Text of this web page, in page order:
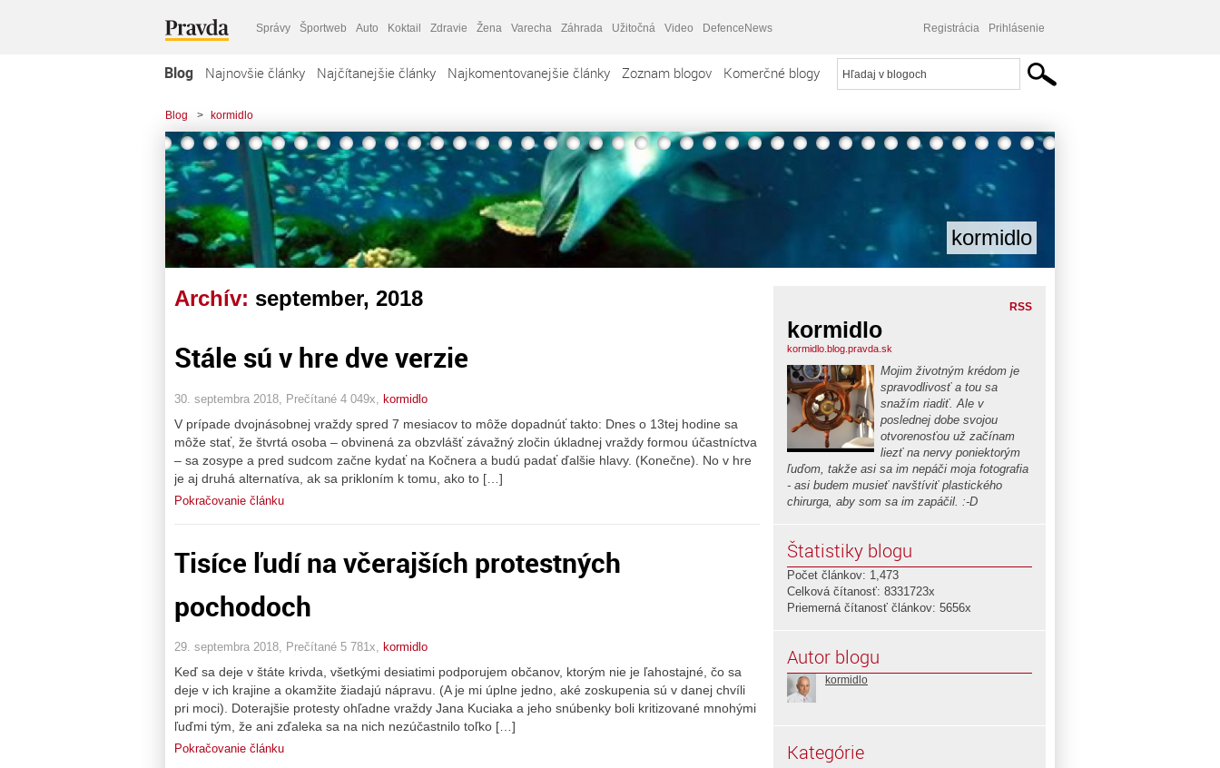
Správy Športweb Auto Koktail Zdravie Žena Varecha Záhrada Užitočná Video DefenceNews Registrácia Prihlásenie
Blog Najnovšie články Najčítanejšie články Najkomentovanejšie články Zoznam blogov Komerčné blogy
Blog > kormidlo
kormidlo
Archív: september, 2018
Stále sú v hre dve verzie
30. septembra 2018, Prečítané 4 049x, kormidlo
V prípade dvojnásobnej vraždy spred 7 mesiacov to môže dopadnúť takto: Dnes o 13tej hodine sa
môže stať, že štvrtá osoba – obvinená za obzvlášť závažný zločin úkladnej vraždy formou účastníctva
– sa zosype a pred sudcom začne kydať na Kočnera a budú padať ďalšie hlavy. (Konečne). No v hre
je aj druhá alternatíva, ak sa prikloním k tomu, ako to […]
Pokračovanie článku
Tisíce ľudí na včerajších protestných
pochodoch
29. septembra 2018, Prečítané 5 781x, kormidlo
Keď sa deje v štáte krivda, všetkými desiatimi podporujem občanov, ktorým nie je ľahostajné, čo sa
deje v ich krajine a okamžite žiadajú nápravu. (A je mi úplne jedno, aké zoskupenia sú v danej chvíli
pri moci). Doterajšie protesty ohľadne vraždy Jana Kuciaka a jeho snúbenky boli kritizované mnohými
ľuďmi tým, že ani zďaleka sa na nich nezúčastnilo toľko […]
Pokračovanie článku
RSS
kormidlo
kormidlo.blog.pravda.sk
Mojim životným krédom je
spravodlivosť a tou sa
snažím riadiť. Ale v
poslednej dobe svojou
otvorenosťou už začínam
liezť na nervy poniektorým
ľuďom, takže asi sa im nepáči moja fotografia
- asi budem musieť navštíviť plastického
chirurga, aby som sa im zapáčil. :-D
Štatistiky blogu
Počet článkov: 1,473
Celková čítanosť: 8331723x
Priemerná čítanosť článkov: 5656x
Autor blogu
kormidlo
Kategórie